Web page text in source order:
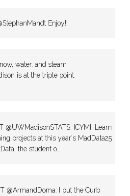
Enjoy!!
water, and steam
is at the triple point.
@UWMadisonSTATS: ICYMI: Learn
projects at this year's MadData25
the student o…
@ArmandDoma: I put the Curb